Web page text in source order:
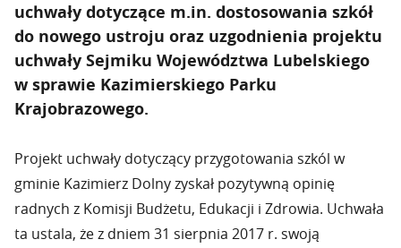
uchwały dotyczące m.in. dostosowania szkół
do nowego ustroju oraz uzgodnienia projektu
uchwały Sejmiku Województwa Lubelskiego
w sprawie Kazimierskiego Parku
Krajobrazowego.
Projekt uchwały dotyczący przygotowania szkól w
gminie Kazimierz Dolny zyskał pozytywną opinię
radnych z Komisji Budżetu, Edukacji i Zdrowia. Uchwała
ta ustala, że z dniem 31 sierpnia 2017 r. swoją